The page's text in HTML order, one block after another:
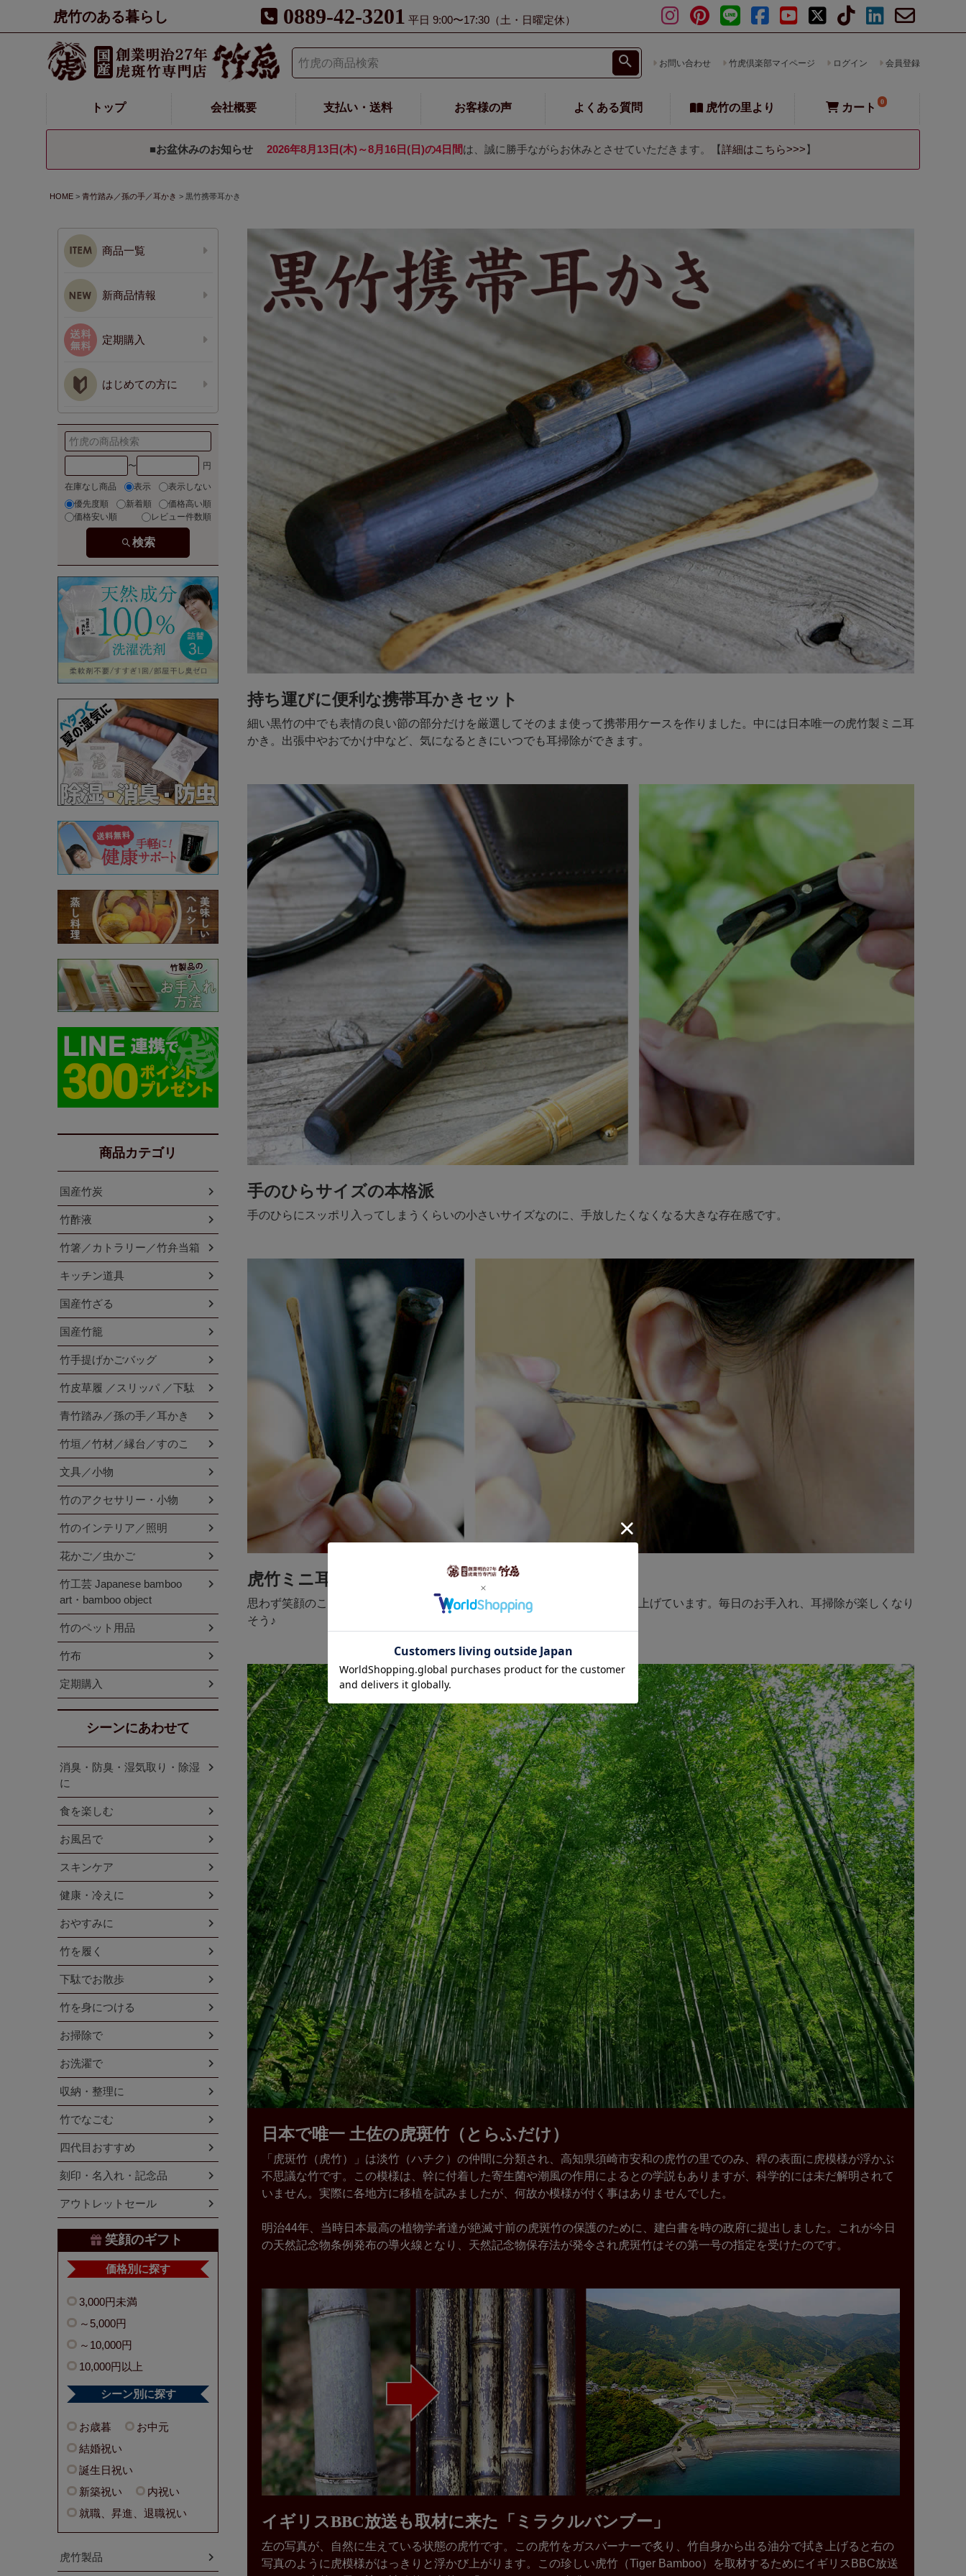
虎竹のある暮らし 0889-42-3201 平日 9:00〜17:30（土・日曜定休）
お問い合わせ 竹虎倶楽部マイページ ログイン 会員登録
トップ 会社概要 支払い・送料 お客様の声 よくある質問 虎竹の里より カート 0
■お盆休みのお知らせ 2026年8月13日(木)～8月16日(日)の4日間は、誠に勝手ながらお休みとさせていただきます。【詳細はこちら>>>】
HOME 青竹踏み／孫の手／耳かき 黒竹携帯耳かき
持ち運びに便利な携帯耳かきセット
細い黒竹の中でも表情の良い節の部分だけを厳選してそのまま使って携帯用ケースを作りました。中には日本唯一の虎竹製ミニ耳
かき。出張中やおでかけ中など、気になるときにいつでも耳掃除ができます。
手のひらサイズの本格派
手のひらにスッポリ入ってしまうくらいの小さいサイズなのに、手放したくなくなる大きな存在感です。
虎竹ミニ耳かき
思わず笑顔のこぼれそうな可愛い虎竹耳かき。さじのカーブはゆったりに仕上げています。毎日のお手入れ、耳掃除が楽しくなり
そう♪
日本で唯一 土佐の虎斑竹（とらふだけ）
「虎斑竹（虎竹）」は淡竹（ハチク）の仲間に分類され、高知県須崎市安和の虎竹の里でのみ、稈の表面に虎模様が浮かぶ
不思議な竹です。この模様は、幹に付着した寄生菌や潮風の作用によるとの学説もありますが、科学的には未だ解明されて
いません。実際に各地方に移植を試みましたが、何故か模様が付く事はありませんでした。
明治44年、当時日本最高の植物学者達が絶滅寸前の虎斑竹の保護のために、建白書を時の政府に提出しました。これが今日
の天然記念物条例発布の導火線となり、天然記念物保存法が発令され虎斑竹はその第一号の指定を受けたのです。
イギリスBBC放送も取材に来た「ミラクルバンブー」
左の写真が、自然に生えている状態の虎竹です。この虎竹をガスバーナーで炙り、竹自身から出る油分で拭き上げると右の
写真のように虎模様がはっきりと浮かび上がります。この珍しい虎竹（Tiger Bamboo）を取材するためにイギリスBBC放送
商品一覧
新商品情報
定期購入
はじめての方に
〜
在庫なし商品 表示
表示しない
優先度順
新着順
価格高い順
価格安い順
レビュー件数順
検索
商品カテゴリ
国産竹炭
竹酢液
竹箸／カトラリー／竹弁当箱
キッチン道具
国産竹ざる
国産竹籠
竹手提げかごバッグ
竹皮草履 ／スリッパ ／下駄
青竹踏み／孫の手／耳かき
竹垣／竹材／縁台／すのこ
文具／小物
竹のアクセサリー・小物
竹のインテリア／照明
花かご／虫かご
竹工芸 Japanese bamboo
art・bamboo object
竹のペット用品
竹布
定期購入
シーンにあわせて
消臭・防臭・湿気取り・除湿
に
食を楽しむ
お風呂で
スキンケア
健康・冷えに
おやすみに
竹を履く
下駄でお散歩
竹を身につける
お掃除で
お洗濯で
収納・整理に
竹でなごむ
四代目おすすめ
刻印・名入れ・記念品
アウトレットセール
笑顔のギフト
価格別に探す
3,000円未満
～5,000円
～10,000円
10,000円以上
シーン別に探す
お歳暮
お中元
結婚祝い
誕生日祝い
新築祝い
内祝い
就職、昇進、退職祝い
虎竹製品